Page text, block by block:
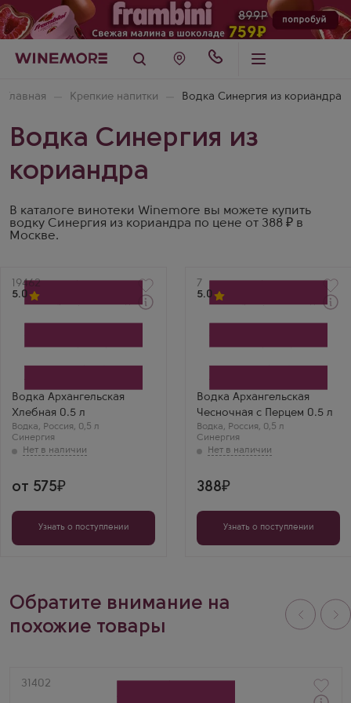
Главная Крепкие напитки Водка Синергия из кориандра
Водка Синергия из
кориандра
В каталоге винотеки Winemore вы можете купить
водку Синергия из кориандра по цене от 388 ₽ в
Москве.
Артикул
19462
5.0
Водка Архангельская
Хлебная 0.5 л
Водка, Россия, 0,5 л
Синергия
Производитель
Валентин К.
Архангельская
Хлебная — мой
фаворит. Аромат
корочки хлеба
очень тонкий и
от 575
Узнать о поступлении
Артикул
7
5.0
Водка Архангельская
Чесночная с Перцем 0.5 л
Водка, Россия, 0,5 л
Синергия
Chesnochnaja s Percem
Архангельская
Татьяна
Чеснок и перец —
звучит странно, но
на вкус — шедевр!
Тёплая, пряная,
гости просили
388
Узнать о поступлении
Обратите внимание на
похожие товары
Артикул
31402